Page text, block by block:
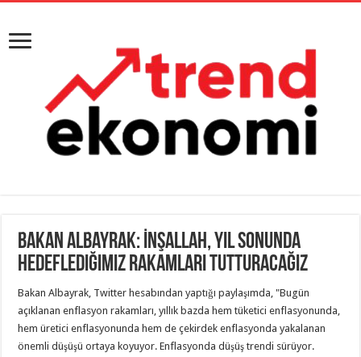
Bakan Albayrak: İnşallah, yıl sonunda
hedeflediğimiz rakamları tutturacağız
Bakan Albayrak, Twitter hesabından yaptığı paylaşımda, "Bugün
açıklanan enflasyon rakamları, yıllık bazda hem tüketici enflasyonunda,
hem üretici enflasyonunda hem de çekirdek enflasyonda yakalanan
önemli düşüşü ortaya koyuyor. Enflasyonda düşüş trendi sürüyor.